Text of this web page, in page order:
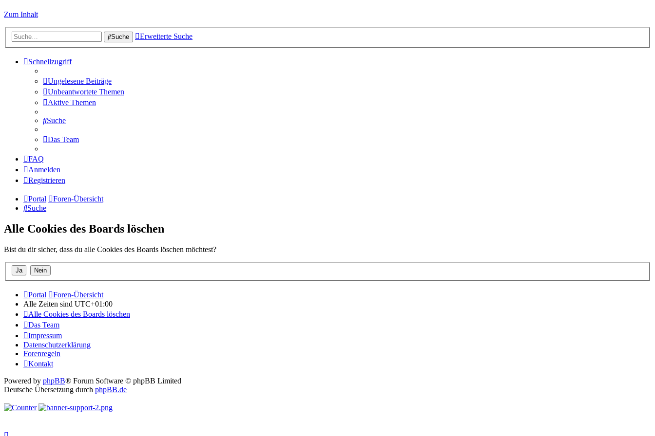
Zum Inhalt
Suche Erweiterte Suche
Schnellzugriff
Ungelesene Beiträge
Unbeantwortete Themen
Aktive Themen
Suche
Das Team
FAQ
Anmelden
Registrieren
Portal
Foren-Übersicht
Suche
Alle Cookies des Boards löschen
Bist du dir sicher, dass du alle Cookies des Boards löschen möchtest?
Portal
Foren-Übersicht
Alle Zeiten sind UTC+01:00
Alle Cookies des Boards löschen
Das Team
Impressum
Datenschutzerklärung
Forenregeln
Kontakt
Powered by phpBB® Forum Software © phpBB Limited
Deutsche Übersetzung durch phpBB.de